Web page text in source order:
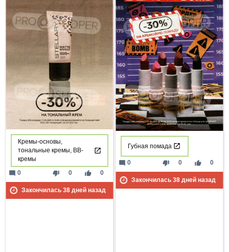
Кремы-основы,
тональные кремы, ВВ-
кремы
thumb_down 0 thumb_up 0
mode_comment 0
Закончилась 38дней назад
Губная помада
thumb_down 0 thumb_up 0
mode_comment 0
Закончилась 38дней назад